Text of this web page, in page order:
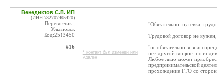
Венедиктов С.П. ИП
(ИНН:732707405420)
Перевозчик ,
Ульяновск
Код:2513450
#16
* контакт был изменен или
удален
"Обязательно: путевка,
Трудовой договор не
"не обязательно..я знаю
нет-другой вопрос..но
Любое лицо может
предпринимательской
прохождение ГТО со